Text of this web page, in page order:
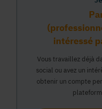
intéressé
Vous travaillez déjà
social ou avez un
obtenir un compte